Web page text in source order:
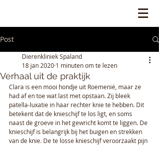
Post
Verhaal uit de praktijk
Dierenkliniek Spaland
18 jan 2020 1 minuten om te lezen
Clara is een mooi hondje uit Roemenië, maar ze
had af en toe wat last met opstaan. Zij bleek
patella-luxatie in haar rechter knie te hebben. Dit
betekent dat de knieschijf te los ligt, en soms
naast de groeve in het gewricht komt te liggen. De
knieschijf is belangrijk bij het buigen en strekken
van de knie. De te losse knieschijf veroorzaakt pijn